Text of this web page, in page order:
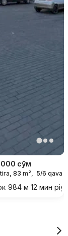
сўм
83 m², 5/6 qavat
984 м 12 мин